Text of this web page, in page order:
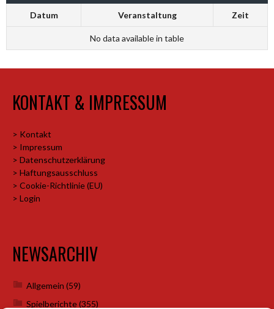
Datum Veranstaltung Zeit
No data available in table
KONTAKT & IMPRESSUM
> Kontakt
> Impressum
> Datenschutzerklärung
> Haftungsausschluss
> Cookie-Richtlinie (EU)
> Login
NEWSARCHIV
Allgemein (59)
Spielberichte(355)